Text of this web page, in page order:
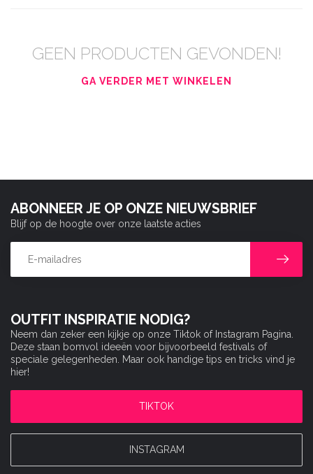
GEEN PRODUCTEN GEVONDEN!
GA VERDER MET WINKELEN
OUTFIT INSPIRATIE NODIG?
Neem dan zeker een kijkje op onze Tiktok of Instagram Pagina.
Deze staan bomvol ideeën voor bijvoorbeeld festivals of
speciale gelegenheden. Maar ook handige tips en tricks vind je
hier!
TIKTOK
INSTAGRAM
ABONNEER JE OP ONZE NIEUWSBRIEF
Blijf op de hoogte over onze laatste acties